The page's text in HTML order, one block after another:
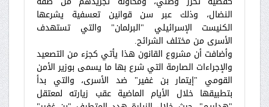
النضال، وذلك عبر سن قوانين تعسفية يشرعها
الكنيست الإسرائيلي "البرلمان" والتي تستهدف
الأسرى من مختلف الشرائح.
وأضافت أن مشروع القانون هذا يأتي كجزء من التصعيد
والإجراءات الصارمة التي شرع بها ما يسمى بوزير الأمن
القومي "إيتمار بن غفير" ضد الأسرى، والتي بدأ
بتطبيقها خلال الأيام الماضية عقب زيارته لمعتقل